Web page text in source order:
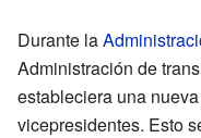
Durante la
Administración de
estableciera una
vicepresidentes. Esto